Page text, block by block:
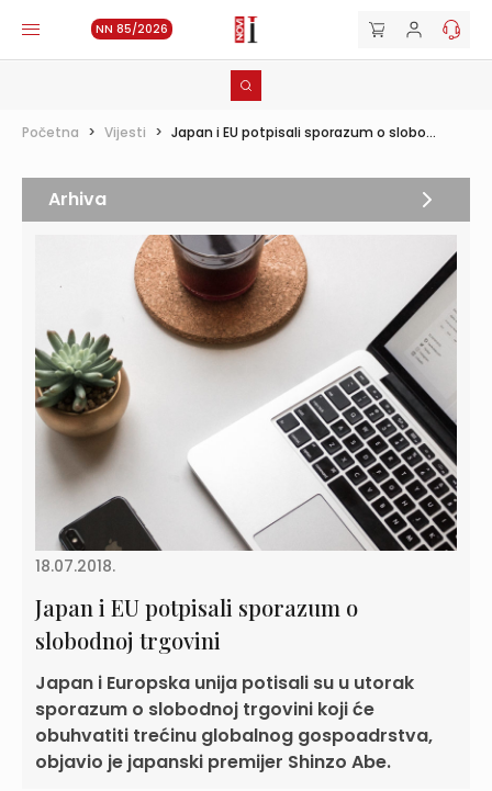
NN 85/2026
Početna > Vijesti > Japan i EU potpisali sporazum o slobo...
18.07.2018.
Japan i EU potpisali sporazum o
slobodnoj trgovini
Japan i Europska unija potisali su u utorak
sporazum o slobodnoj trgovini koji će
obuhvatiti trećinu globalnog gospoadrstva,
objavio je japanski premijer Shinzo Abe.
Arhiva